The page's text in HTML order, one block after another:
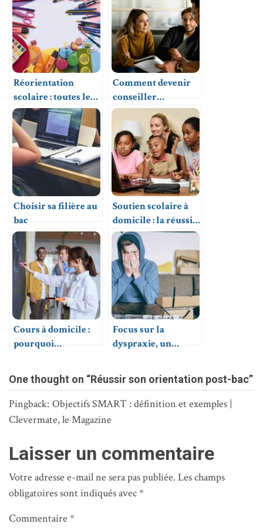
Réorientation
scolaire : toutes les
questions à se poser
avant de changer de
voie
Comment devenir
conseiller
d’orientation ?
Choisir sa filière au
bac
Soutien scolaire à
domicile : la réussite
éducative à portée
de main
Cours à domicile :
pourquoi
professeurs
particuliers de
Clevermate ?
Focus sur la
dyspraxie, un
développement
One thought on “Réussir son orientation post-bac”
Pingback: Objectifs SMART : définition et exemples |
Clevermate, le Magazine
Laisser un commentaire
Votre adresse e-mail ne sera pas publiée. Les champs
obligatoires sont indiqués avec*
Commentaire *